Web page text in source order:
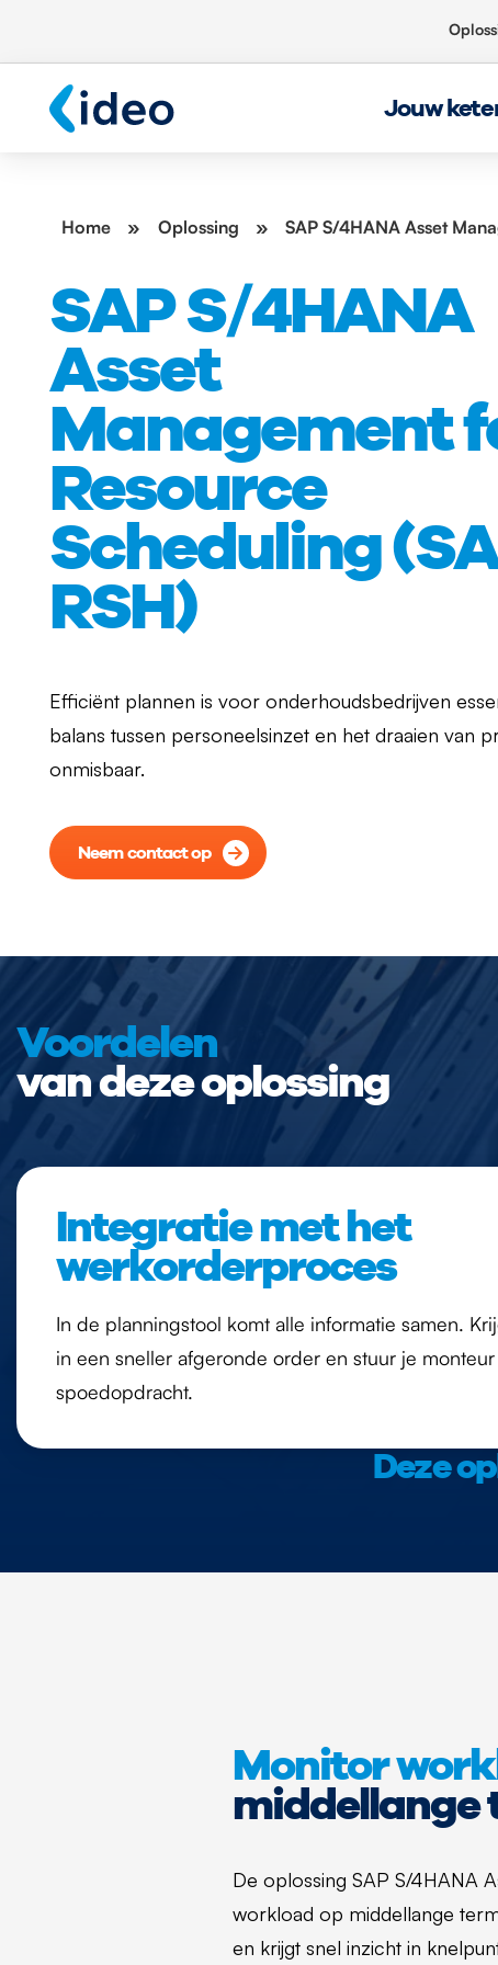
Jouw
Home » Oplossing » SAP S/4HANA Asset
SAP S/4HANA
Asset
Management
Resource
Scheduling
RSH)
Efficiënt plannen is voor onderhoudsbedrijven
balans tussen personeelsinzet en het draaien van
onmisbaar.
Neem contact op
Voordelen
van deze oplossing
Integratie met het
werkorderproces
In de planningstool komt alle informatie samen.
in een sneller afgeronde order en stuur je
spoedopdracht.
Deze
Monitor
middellange
De oplossing SAP S/4HANA
workload op middellange
en krijgt snel inzicht in